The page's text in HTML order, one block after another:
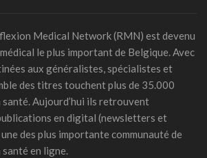
tabagique
silencieuse révélée
Medical Network (RMN) est devenu
le plus important de Belgique. Avec
aux généralistes, spécialistes et
des titres touchent plus de 35.000
Aujourd’hui ils retrouvent
en digital (newsletters et
des plus importante communauté de
en ligne.